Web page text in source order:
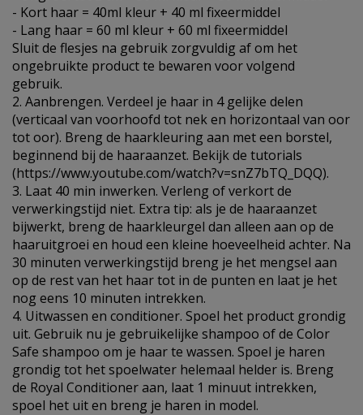
- Kort haar = 40ml kleur + 40 ml fixeermiddel
- Lang haar = 60 ml kleur + 60 ml fixeermiddel
Sluit de flesjes na gebruik zorgvuldig af om het
ongebruikte product te bewaren voor volgend
gebruik.
2. Aanbrengen. Verdeel je haar in 4 gelijke delen
(verticaal van voorhoofd tot nek en horizontaal van oor
tot oor). Breng de haarkleuring aan met een borstel,
beginnend bij de haaraanzet. Bekijk de tutorials
(https://www.youtube.com/watch?v=snZ7bTQ_DQQ).
3. Laat 40 min inwerken. Verleng of verkort de
verwerkingstijd niet. Extra tip: als je de haaraanzet
bijwerkt, breng de haarkleurgel dan alleen aan op de
haaruitgroei en houd een kleine hoeveelheid achter. Na
30 minuten verwerkingstijd breng je het mengsel aan
op de rest van het haar tot in de punten en laat je het
nog eens 10 minuten intrekken.
4. Uitwassen en conditioner. Spoel het product grondig
uit. Gebruik nu je gebruikelijke shampoo of de Color
Safe shampoo om je haar te wassen. Spoel je haren
grondig tot het spoelwater helemaal helder is. Breng
de Royal Conditioner aan, laat 1 minuut intrekken,
spoel het uit en breng je haren in model.